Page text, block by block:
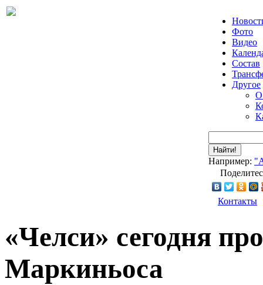
Фото
Видео
Состав
Другое
О
Найти!
Например:
Контакты
«Челси» сегодня
Маркиньоса